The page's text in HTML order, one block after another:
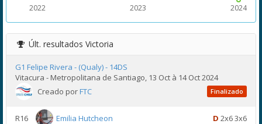
2022 2023 2024
Últ. resultados Victoria
G1 Felipe Rivera - (Qualy) - 14DS
Vitacura - Metropolitana de Santiago, 13 Oct à 14 Oct 2024
Creado porFTC Finalizado
R16 Emilia Hutcheon D 2x6 3x6